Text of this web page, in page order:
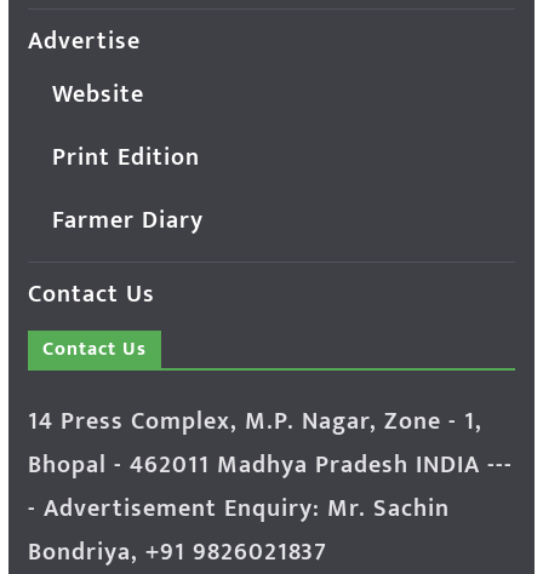
Advertise
Website
Print Edition
Farmer Diary
Contact Us
Contact Us
14 Press Complex, M.P. Nagar, Zone - 1,
Bhopal - 462011 Madhya Pradesh INDIA ---
- Advertisement Enquiry: Mr. Sachin
Bondriya, +91 9826021837